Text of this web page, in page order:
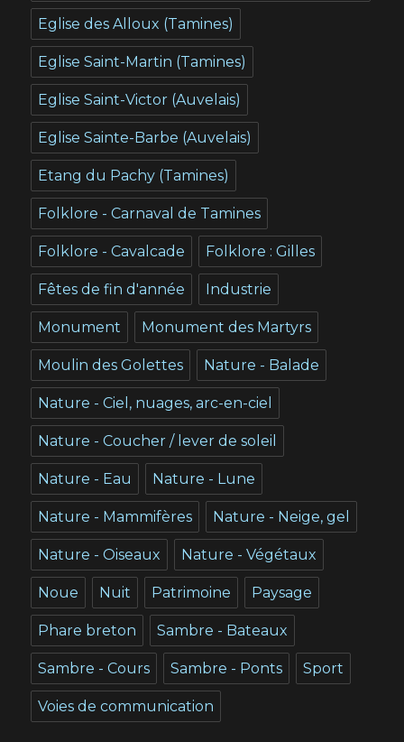
Eglise des Alloux (Tamines)
Eglise Saint-Martin (Tamines)
Eglise Saint-Victor (Auvelais)
Eglise Sainte-Barbe (Auvelais)
Etang du Pachy (Tamines)
Folklore - Carnaval de Tamines
Folklore - Cavalcade Folklore : Gilles
Fêtes de fin d'année Industrie
Monument Monument des Martyrs
Moulin des Golettes Nature - Balade
Nature - Ciel, nuages, arc-en-ciel
Nature - Coucher / lever de soleil
Nature - Eau Nature - Lune
Nature - Mammifères Nature - Neige, gel
Nature - Oiseaux Nature - Végétaux
Noue Nuit Patrimoine Paysage
Phare breton Sambre - Bateaux
Sambre - Cours Sambre - Ponts Sport
Voies de communication